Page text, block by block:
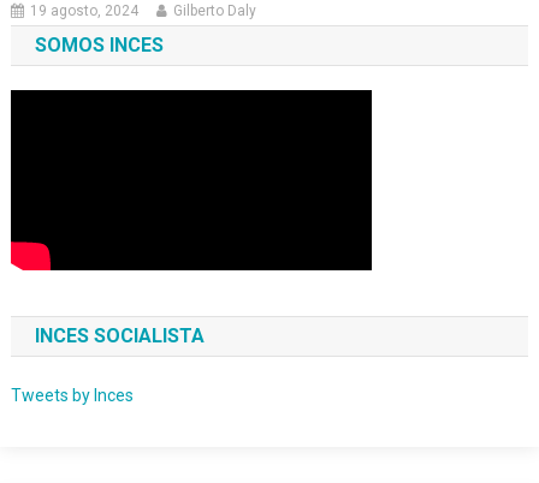
19 agosto, 2024 Gilberto Daly
SOMOS INCES
INCES SOCIALISTA
Tweets by Inces